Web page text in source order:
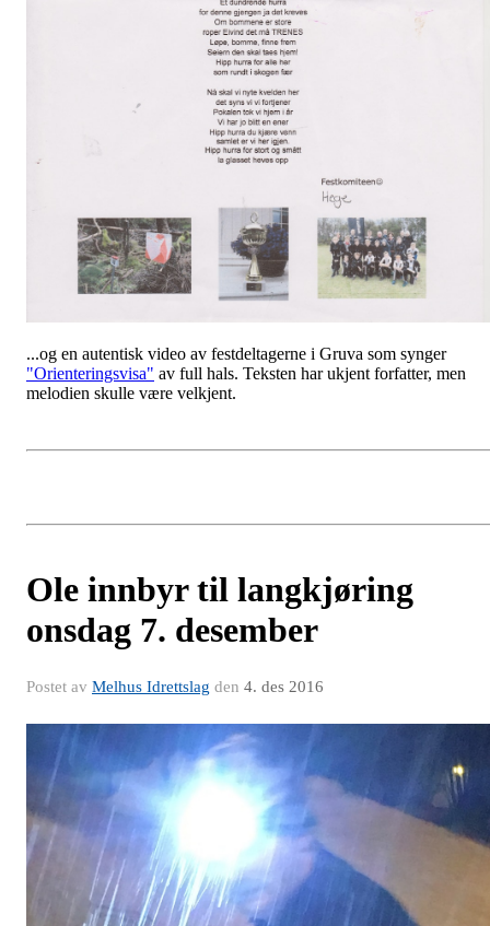
...og en autentisk video av festdeltagerne i Gruva som synger
"Orienteringsvisa" av full hals. Teksten har ukjent forfatter, men
melodien skulle være velkjent.
Ole innbyr til langkjøring
onsdag 7. desember
Postet av Melhus Idrettslag den 4. des 2016